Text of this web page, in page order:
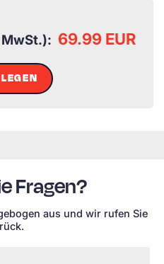
69.99 EUR
Fragen?
aus und wir rufen Sie